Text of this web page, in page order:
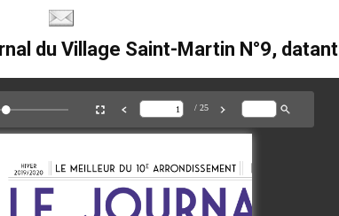
du Village Saint-Martin N°9, datant